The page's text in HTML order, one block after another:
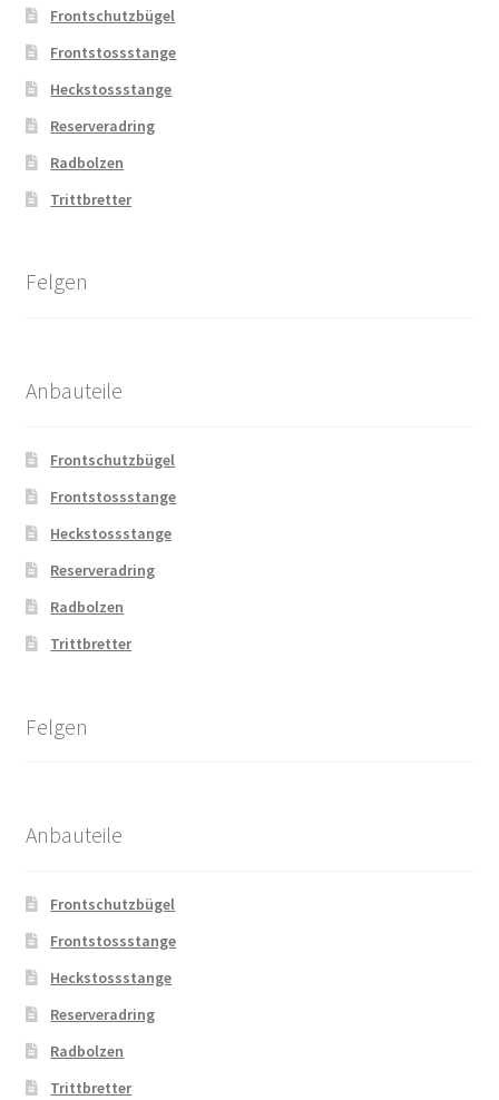
Frontschutzbügel
Frontstossstange
Heckstossstange
Reserveradring
Radbolzen
Trittbretter
Felgen
Anbauteile
Frontschutzbügel
Frontstossstange
Heckstossstange
Reserveradring
Radbolzen
Trittbretter
Felgen
Anbauteile
Frontschutzbügel
Frontstossstange
Heckstossstange
Reserveradring
Radbolzen
Trittbretter